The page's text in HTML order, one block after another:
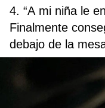
4. “A mi niña le
Finalmente
debajo de la